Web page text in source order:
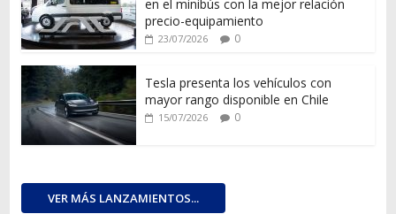
en el minibús con la mejor relación
precio-equipamiento
23/07/2026 0
Tesla presenta los vehículos con
mayor rango disponible en Chile
15/07/2026 0
VER MÁS LANZAMIENTOS...